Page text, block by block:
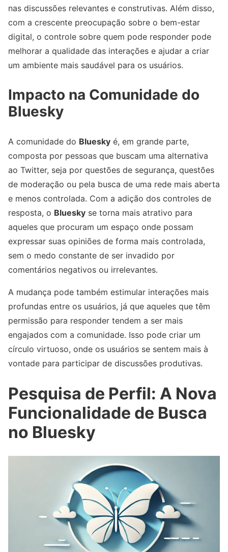
nas discussões relevantes e construtivas. Além disso,
com a crescente preocupação sobre o bem-estar
digital, o controle sobre quem pode responder pode
melhorar a qualidade das interações e ajudar a criar
um ambiente mais saudável para os usuários.
Impacto na Comunidade do
Bluesky
A comunidade do Bluesky é, em grande parte,
composta por pessoas que buscam uma alternativa
ao Twitter, seja por questões de segurança, questões
de moderação ou pela busca de uma rede mais aberta
e menos controlada. Com a adição dos controles de
resposta, o Bluesky se torna mais atrativo para
aqueles que procuram um espaço onde possam
expressar suas opiniões de forma mais controlada,
sem o medo constante de ser invadido por
comentários negativos ou irrelevantes.
A mudança pode também estimular interações mais
profundas entre os usuários, já que aqueles que têm
permissão para responder tendem a ser mais
engajados com a comunidade. Isso pode criar um
círculo virtuoso, onde os usuários se sentem mais à
vontade para participar de discussões produtivas.
Pesquisa de Perfil: A Nova
Funcionalidade de Busca
no Bluesky